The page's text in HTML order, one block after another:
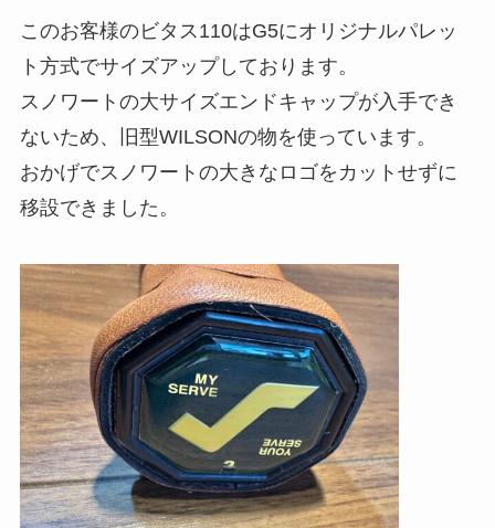
このお客様のビタス110はG5にオリジナルパレッ
ト方式でサイズアップしております。
スノワートの大サイズエンドキャップが入手でき
ないため、旧型WILSONの物を使っています。
おかげでスノワートの大きなロゴをカットせずに
移設できました。